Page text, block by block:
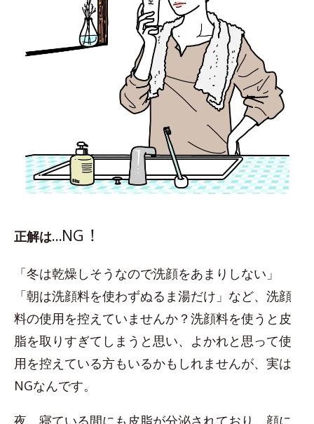
正解は…NG ！
「冬は乾燥しそうなので洗顔をあまりしない」
「朝は洗顔料を使わずぬるま湯だけ」など、洗顔
料の使用を控えていませんか？洗顔料を使うと皮
脂を取りすぎてしまうと思い、よかれと思って使
用を控えている方もいるかもしれませんが、実は
NGなんです。
夜、寝ている間にも皮脂が分泌されており、顔に